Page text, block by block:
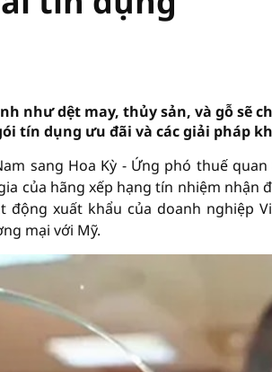
như dệt may, thủy sản, và gỗ sẽ
tín dụng ưu đãi và các giải pháp
sang Hoa Kỳ - Ứng phó thuế
của hãng xếp hạng tín nhiệm nhận
xuất khẩu của doanh nghiệp
mại với Mỹ.